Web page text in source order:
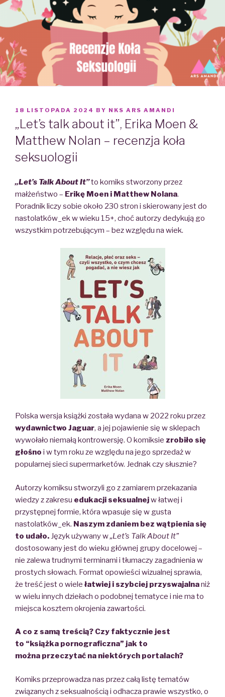
POSTED
ON
18 LISTOPADA 2024 BY NKS ARS AMANDI
„Let’s talk about it”, Erika Moen &
Matthew Nolan – recenzja koła
seksuologii
„Let’s Talk About It”to komiks stworzony przez
małżeństwo – Erikę Moen i Matthew Nolana.
Poradnik liczy sobie około 230 stron i skierowany jest do
nastolatków_ek w wieku 15+, choć autorzy dedykują go
wszystkim potrzebującym – bez względu na wiek.
Polska wersja książki została wydana w 2022 roku przez
wydawnictwo Jaguar, a jej pojawienie się w sklepach
wywołało niemałą kontrowersję. O komiksie zrobiło się
głośno i w tym roku ze względu na jego sprzedaż w
popularnej sieci supermarketów. Jednak czy słusznie?
Autorzy komiksu stworzyli go z zamiarem przekazania
wiedzy z zakresu edukacji seksualnejw łatwej i
przystępnej formie, która wpasuje się w gusta
nastolatków_ek. Naszym zdaniem bez wątpienia się
to udało. Język używany w„Let’s Talk About It”
dostosowany jest do wieku głównej grupy docelowej –
nie zalewa trudnymi terminami i tłumaczy zagadnienia w
prostych słowach. Format opowieści wizualnej sprawia,
że treść jest o wiele łatwiej i szybciej przyswajalnaniż
w wielu innych dziełach o podobnej tematyce i nie ma to
miejsca kosztem okrojenia zawartości.
A co z samą treścią? Czy faktycznie jest
to “książka pornograficzna” jak to
można przeczytać na niektórych portalach?
Komiks przeprowadza nas przez całą listę tematów
związanych z seksualnością i odhacza prawie wszystko, o